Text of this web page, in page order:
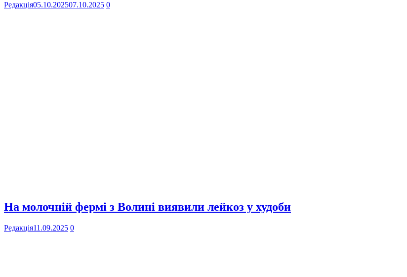
Редакція05.10.202507.10.2025 0
На молочній фермі з Волині виявили лейкоз у худоби
Редакція11.09.2025 0